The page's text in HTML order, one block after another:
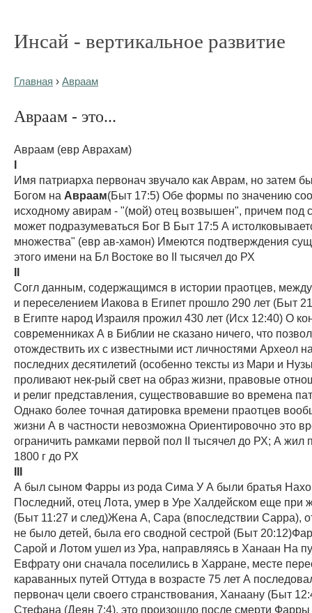
Инсай - вертикальное развитие
Главная › Авраам
Авраам - это...
Авраам (евр Аврахам)
I
Имя патриарха первонач звучало как Аврам, но затем
Богом на Авраам(Быт 17:5) Обе формы по значению
исходному авирам - "(мой) отец возвышен", причем под
может подразумеваться Бог В Быт 17:5 А
множества" (евр ав-хамон) Имеются подтверждения
этого имени на Бл Востоке во II тысячел до РХ
II
Согл данным, содержащимся в истории праотцев,
и переселением Иакова в Египет прошло 290 лет (Быт
в Египте народ Израиля прожил 430 лет (Исх 12:40) О
современниках А в Библии не сказано ничего, что
отождествить их с известными ист личностями Археол
последних десятилетий (особенно тексты из Мари и
проливают нек-рый свет на образ жизни, правовые
и религ представления, существовавшие во времена
Однако более точная датировка времени праотцев
жизни А в частности невозможна Ориентировочно это
ограничить рамками первой пол II тысячел до РХ; А жил
1800 г до РХ
III
А был сыном Фарры из рода Сима У А были братья
Последний, отец Лота, умер в Уре Халдейском еще при
(Быт 11:27 и след)Жена А, Сара (впоследствии Сарра),
не было детей, была его сводной сестрой (Быт
Сарой и Лотом ушел из Ура, направляясь в Ханаан На
Евфрату они сначала поселились в Харране, месте
караванных путей Оттуда в возрасте 75 лет А
первонач цели своего странствования, Ханаану (Быт
Стефана (Деян 7:4), это произошло после смерти Фарры